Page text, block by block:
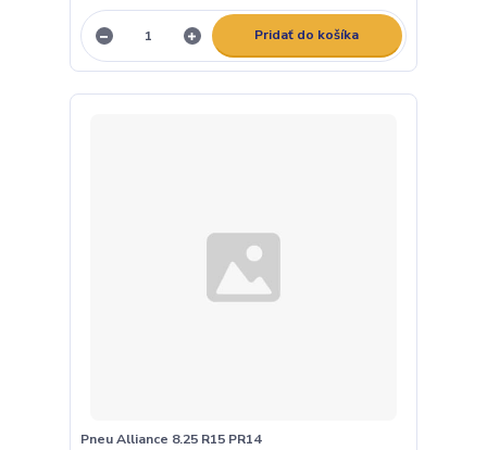
Pridať do košíka
Pneu Alliance 8.25 R15 PR14